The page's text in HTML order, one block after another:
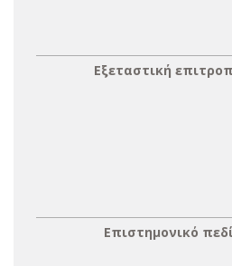
Εξεταστική
Επιστημονικό